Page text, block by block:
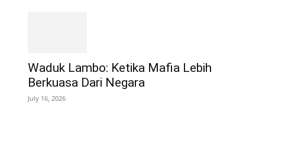
Waduk Lambo: Ketika Mafia Lebih
Berkuasa Dari Negara
July 16, 2026